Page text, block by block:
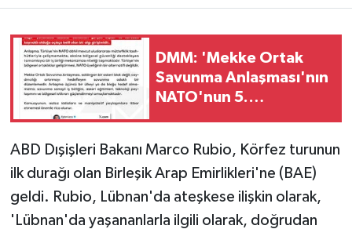
DMM: 'Mekke Ortak
Savunma Anlaşması'nın
NATO'nun 5.
gerçek dışı'
ABD Dışişleri Bakanı Marco Rubio, Körfez turunun
ilk durağı olan Birleşik Arap Emirlikleri'ne (BAE)
geldi. Rubio, Lübnan'da ateşkese ilişkin olarak,
'Lübnan'da yaşananlarla ilgili olarak, doğrudan